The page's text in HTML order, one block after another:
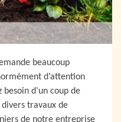
beaucoup
d’attention
d’un coup de
travaux de
de notre entreprise